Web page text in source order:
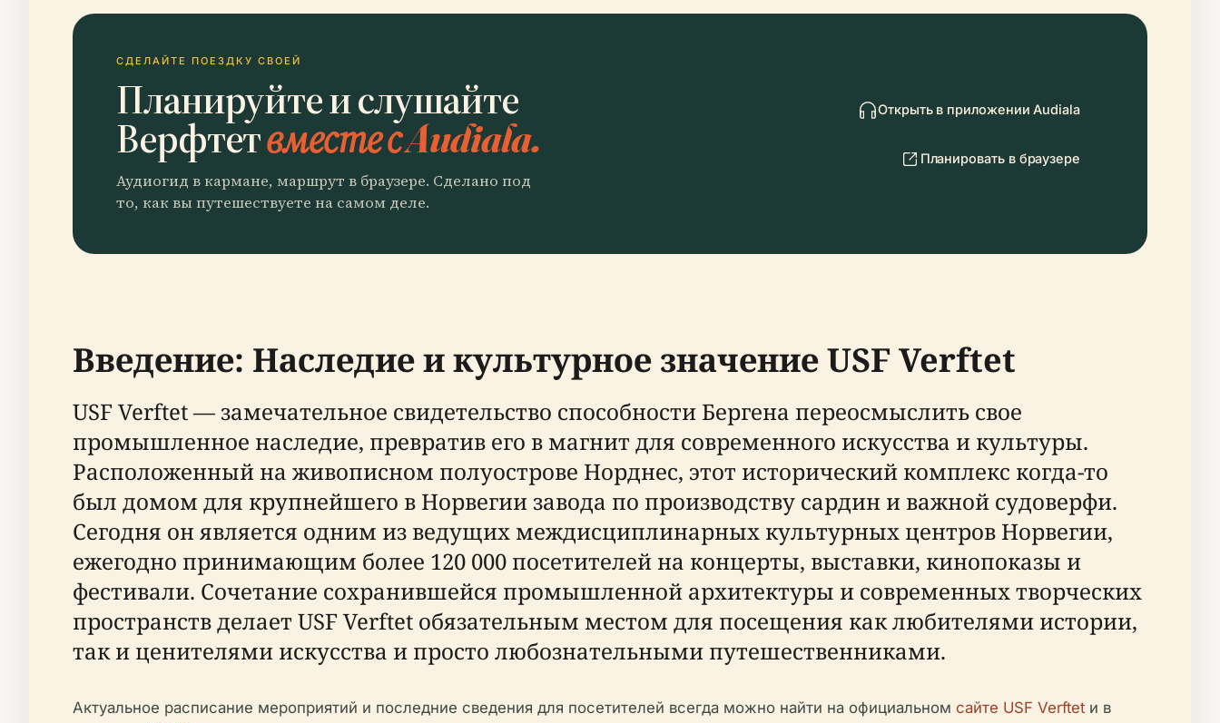
СДЕЛАЙТЕ ПОЕЗДКУ СВОЕЙ
Планируйте и слушайте
Верфтетвместе с Audiala.
Аудиогид в кармане, маршрут в браузере. Сделано под
то, как вы путешествуете на самом деле.
Открыть в приложении Audiala
Планировать в браузере
Введение: Наследие и культурное значение USF Verftet
USF Verftet — замечательное свидетельство способности Бергена переосмыслить свое
промышленное наследие, превратив его в магнит для современного искусства и культуры.
Расположенный на живописном полуострове Норднес, этот исторический комплекс когда-то
был домом для крупнейшего в Норвегии завода по производству сардин и важной судоверфи.
Сегодня он является одним из ведущих междисциплинарных культурных центров Норвегии,
ежегодно принимающим более 120 000 посетителей на концерты, выставки, кинопоказы и
фестивали. Сочетание сохранившейся промышленной архитектуры и современных творческих
пространств делает USF Verftet обязательным местом для посещения как любителями истории,
так и ценителями искусства и просто любознательными путешественниками.
Актуальное расписание мероприятий и последние сведения для посетителей всегда можно найти на официальном сайте USF Verftet и в